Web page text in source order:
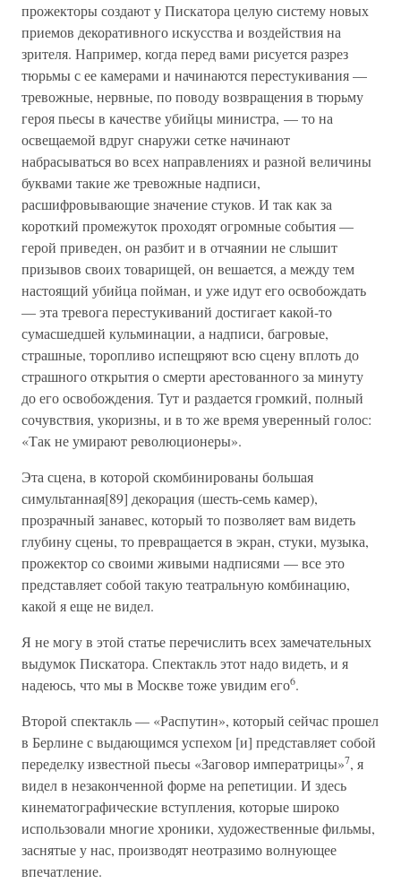
прожекторы создают у Пискатора целую систему новых
приемов декоративного искусства и воздействия на
зрителя. Например, когда перед вами рисуется разрез
тюрьмы с ее камерами и начинаются перестукивания —
тревожные, нервные, по поводу возвращения в тюрьму
героя пьесы в качестве убийцы министра, — то на
освещаемой вдруг снаружи сетке начинают
набрасываться во всех направлениях и разной величины
буквами такие же тревожные надписи,
расшифровывающие значение стуков. И так как за
короткий промежуток проходят огромные события —
герой приведен, он разбит и в отчаянии не слышит
призывов своих товарищей, он вешается, а между тем
настоящий убийца пойман, и уже идут его освобождать
— эта тревога перестукиваний достигает какой-то
сумасшедшей кульминации, а надписи, багровые,
страшные, торопливо испещряют всю сцену вплоть до
страшного открытия о смерти арестованного за минуту
до его освобождения. Тут и раздается громкий, полный
сочувствия, укоризны, и в то же время уверенный голос:
«Так не умирают революционеры».
Эта сцена, в которой скомбинированы большая
симультанная[89] декорация (шесть-семь камер),
прозрачный занавес, который то позволяет вам видеть
глубину сцены, то превращается в экран, стуки, музыка,
прожектор со своими живыми надписями — все это
представляет собой такую театральную комбинацию,
какой я еще не видел.
Я не могу в этой статье перечислить всех замечательных
выдумок Пискатора. Спектакль этот надо видеть, и я
надеюсь, что мы в Москве тоже увидим его6.
Второй спектакль — «Распутин», который сейчас прошел
в Берлине с выдающимся успехом [и] представляет собой
переделку известной пьесы «Заговор императрицы»7, я
видел в незаконченной форме на репетиции. И здесь
кинематографические вступления, которые широко
использовали многие хроники, художественные фильмы,
заснятые у нас, производят неотразимо волнующее
впечатление.